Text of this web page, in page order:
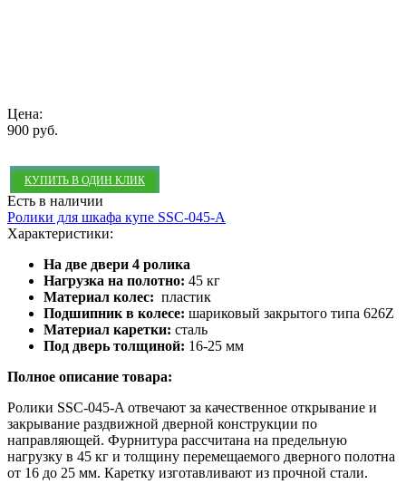
Цена:
900 руб.
КУПИТЬ В ОДИН КЛИК
Есть в наличии
Ролики для шкафа купе SSC-045-A
Характеристики:
На две двери 4 ролика
Нагрузка на полотно: 45 кг
Материал колес: пластик
Подшипник в колесе: шариковый закрытого типа 626Z
Материал каретки: сталь
Под дверь толщиной: 16-25 мм
Полное описание товара:
Ролики SSC-045-A отвечают за качественное открывание и
закрывание раздвижной дверной конструкции по
направляющей. Фурнитура рассчитана на предельную
нагрузку в 45 кг и толщину перемещаемого дверного полотна
от 16 до 25 мм. Каретку изготавливают из прочной стали.